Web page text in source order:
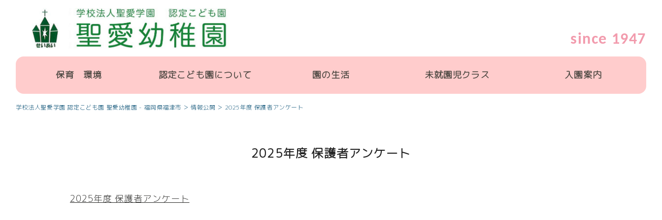
since 1947
保育 環境 認定こども園について 園の生活 未就園児クラス 入園案内
学校法人聖愛学園 認定こども園 聖愛幼稚園 - 福岡県福津市 >情報公開 > 2025年度 保護者アンケート
2025年度 保護者アンケート
2025年度 保護者アンケート